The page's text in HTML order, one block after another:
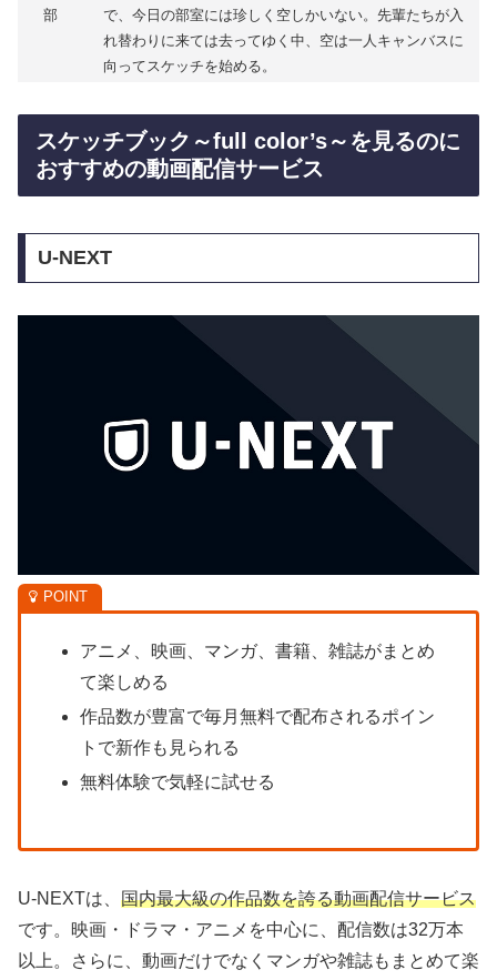
部
で、今日の部室には珍しく空しかいない。先輩たちが入
れ替わりに来ては去ってゆく中、空は一人キャンバスに
向ってスケッチを始める。
スケッチブック～full color’s～を見るのに
おすすめの動画配信サービス
U-NEXT
アニメ、映画、マンガ、書籍、雑誌がまとめ
て楽しめる
作品数が豊富で毎月無料で配布されるポイン
トで新作も見られる
無料体験で気軽に試せる
U-NEXTは、 国内最大級の作品数を誇る動画配信サービス
です。映画・ドラマ・アニメを中心に、配信数は32万本
以上。さらに、動画だけでなくマンガや雑誌もまとめて楽